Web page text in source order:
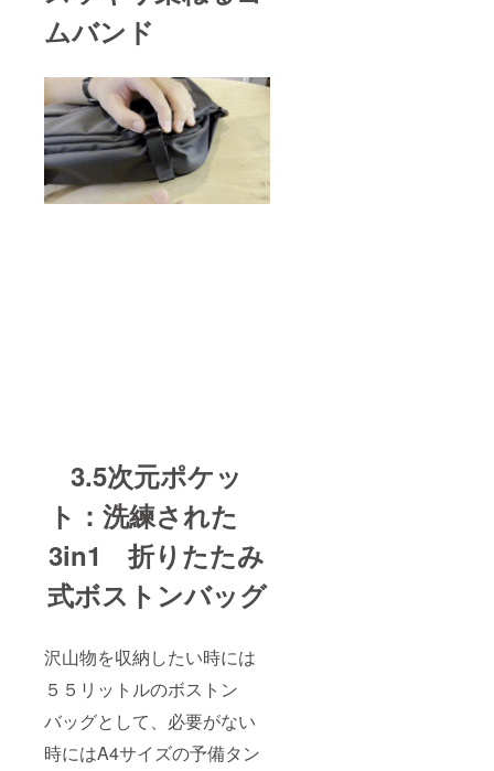
ムバンド
3.5次元ポケッ
ト：洗練された
3in1 折りたたみ
式ボストンバッグ
沢山物を収納したい時には
５５リットルのボストン
バッグとして、必要がない
時にはA4サイズの予備タン